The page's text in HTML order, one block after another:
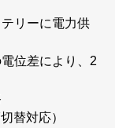
リーに電力供
位差により、2
替対応）